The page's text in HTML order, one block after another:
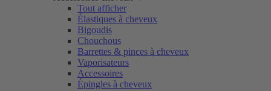
Tout afficher
Élastiques à cheveux
Bigoudis
Chouchous
Barrettes & pinces à cheveux
Vaporisateurs
Accessoires
Épingles à cheveux